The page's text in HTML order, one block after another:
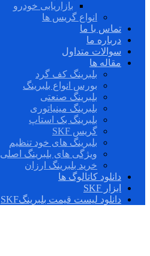
بازاریابی خودرو
انواع گریس ها
تماس با ما
درباره ما
سوالات متداول
مقاله ها
بلبرینگ کف گرد
بورس انواع بلبرینگ
بلبرینگ صنعتی
بلبرینگ مینیاتوری
بلبرینگ بک استاپ
گریس SKF
بلبرینگ های خود تنظیم
ویژگی های بلبرینگ اصلی
خرید بلبرینگ ارزان
دانلود کاتالوگ ها
ابزار SKF
دانلود لیست قیمت بلبرینگSKF